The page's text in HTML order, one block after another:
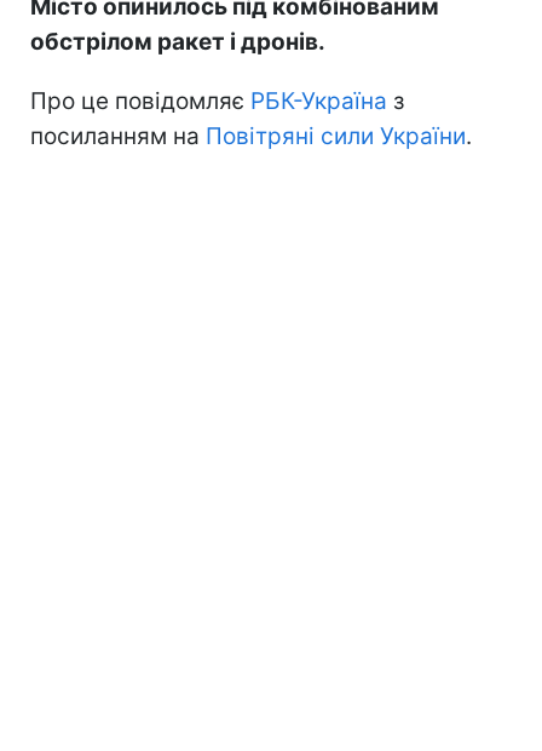
Місто опинилось під комбінованим
обстрілом ракет і дронів.
Про це повідомляє РБК-Україна з
посиланням на Повітряні сили України.